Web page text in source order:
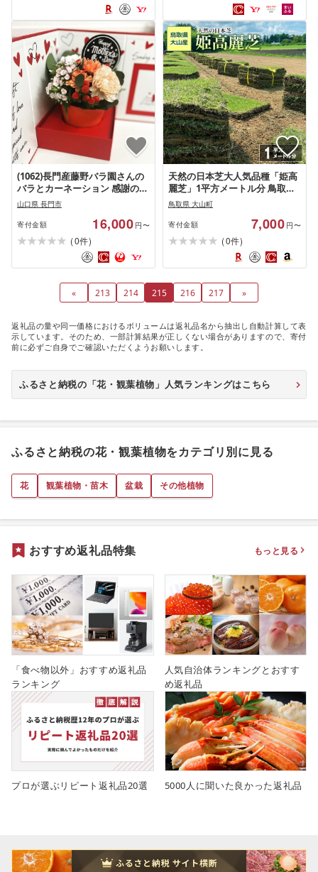
(1062)長門産藤野バラ園さんの
バラとカーネーション 感謝の日
特別アレンジ 母の日 父の日 贈
り物
山口県 長門市
寄付金額 16,000 円〜
(0件)
天然の日本芝大人気品種「姫高
麗芝」1平方メートル分 鳥取県
鳥取県産 大山町 大山 お土産 返
礼品 国産 お取り寄せ ご当地
鳥取県 大山町
寄付金額 7,000 円〜
(0件)
« 213 214 215 216 217 »
返礼品の量や同一価格におけるボリュームは返礼品名から抽出し自動計算して表
示しています。そのため、一部計算結果が正しくない場合がありますので、寄付
前に必ずご自身でご確認いただくようお願いします。
ふるさと納税の「花・観葉植物」人気ランキングはこちら
ふるさと納税の花・観葉植物をカテゴリ別に見る
花 観葉植物・苗木 盆栽 その他植物
おすすめ返礼品特集 もっと見る
「食べ物以外」おすすめ返礼品
ランキング
人気自治体ランキングとおすす
め返礼品
プロが選ぶリピート返礼品20選 5000人に聞いた良かった返礼品